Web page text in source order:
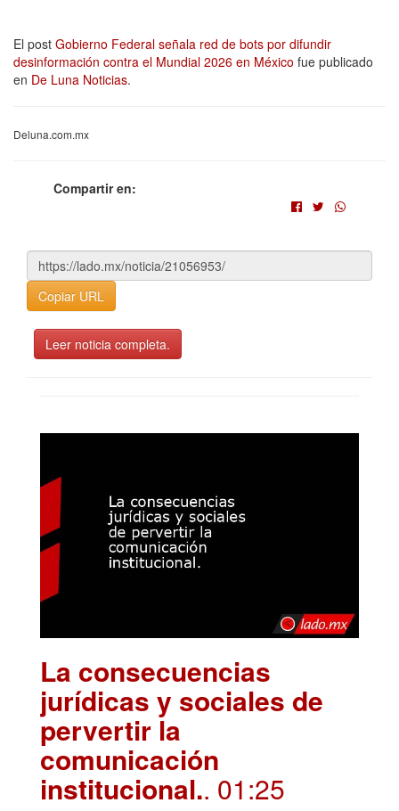
El post Gobierno Federal señala red de bots por difundir
desinformación contra el Mundial 2026 en México fue publicado
en De Luna Noticias.
Deluna.com.mx
Compartir en:
Copiar URL
Leer noticia completa.
La consecuencias
jurídicas y sociales de
pervertir la
comunicación
institucional.. 01:25